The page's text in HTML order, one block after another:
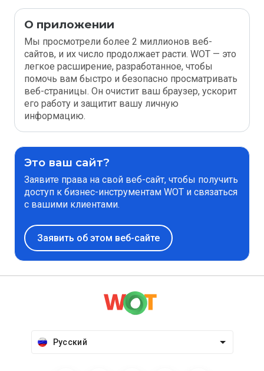
О приложении
Мы просмотрели более 2 миллионов веб-
сайтов, и их число продолжает расти. WOT — это
легкое расширение, разработанное, чтобы
помочь вам быстро и безопасно просматривать
веб-страницы. Он очистит ваш браузер, ускорит
его работу и защитит вашу личную
информацию.
Это ваш сайт?
Заявите права на свой веб-сайт, чтобы получить
доступ к бизнес-инструментам WOT и связаться
с вашими клиентами.
Заявить об этом веб-сайте
Русский